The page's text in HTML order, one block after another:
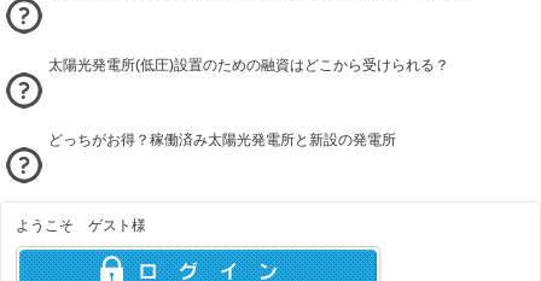
太陽光発電所(低圧)設置のための融資はどこから受けられる？
どっちがお得？稼働済み太陽光発電所と新設の発電所
ようこそ ゲスト様